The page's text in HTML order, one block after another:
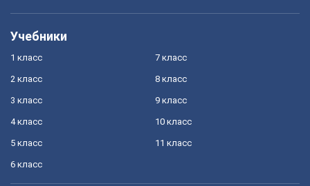
Учебники
1 класс
2 класс
3 класс
4 класс
5 класс
6 класс
7 класс
8 класс
9 класс
10 класс
11 класс